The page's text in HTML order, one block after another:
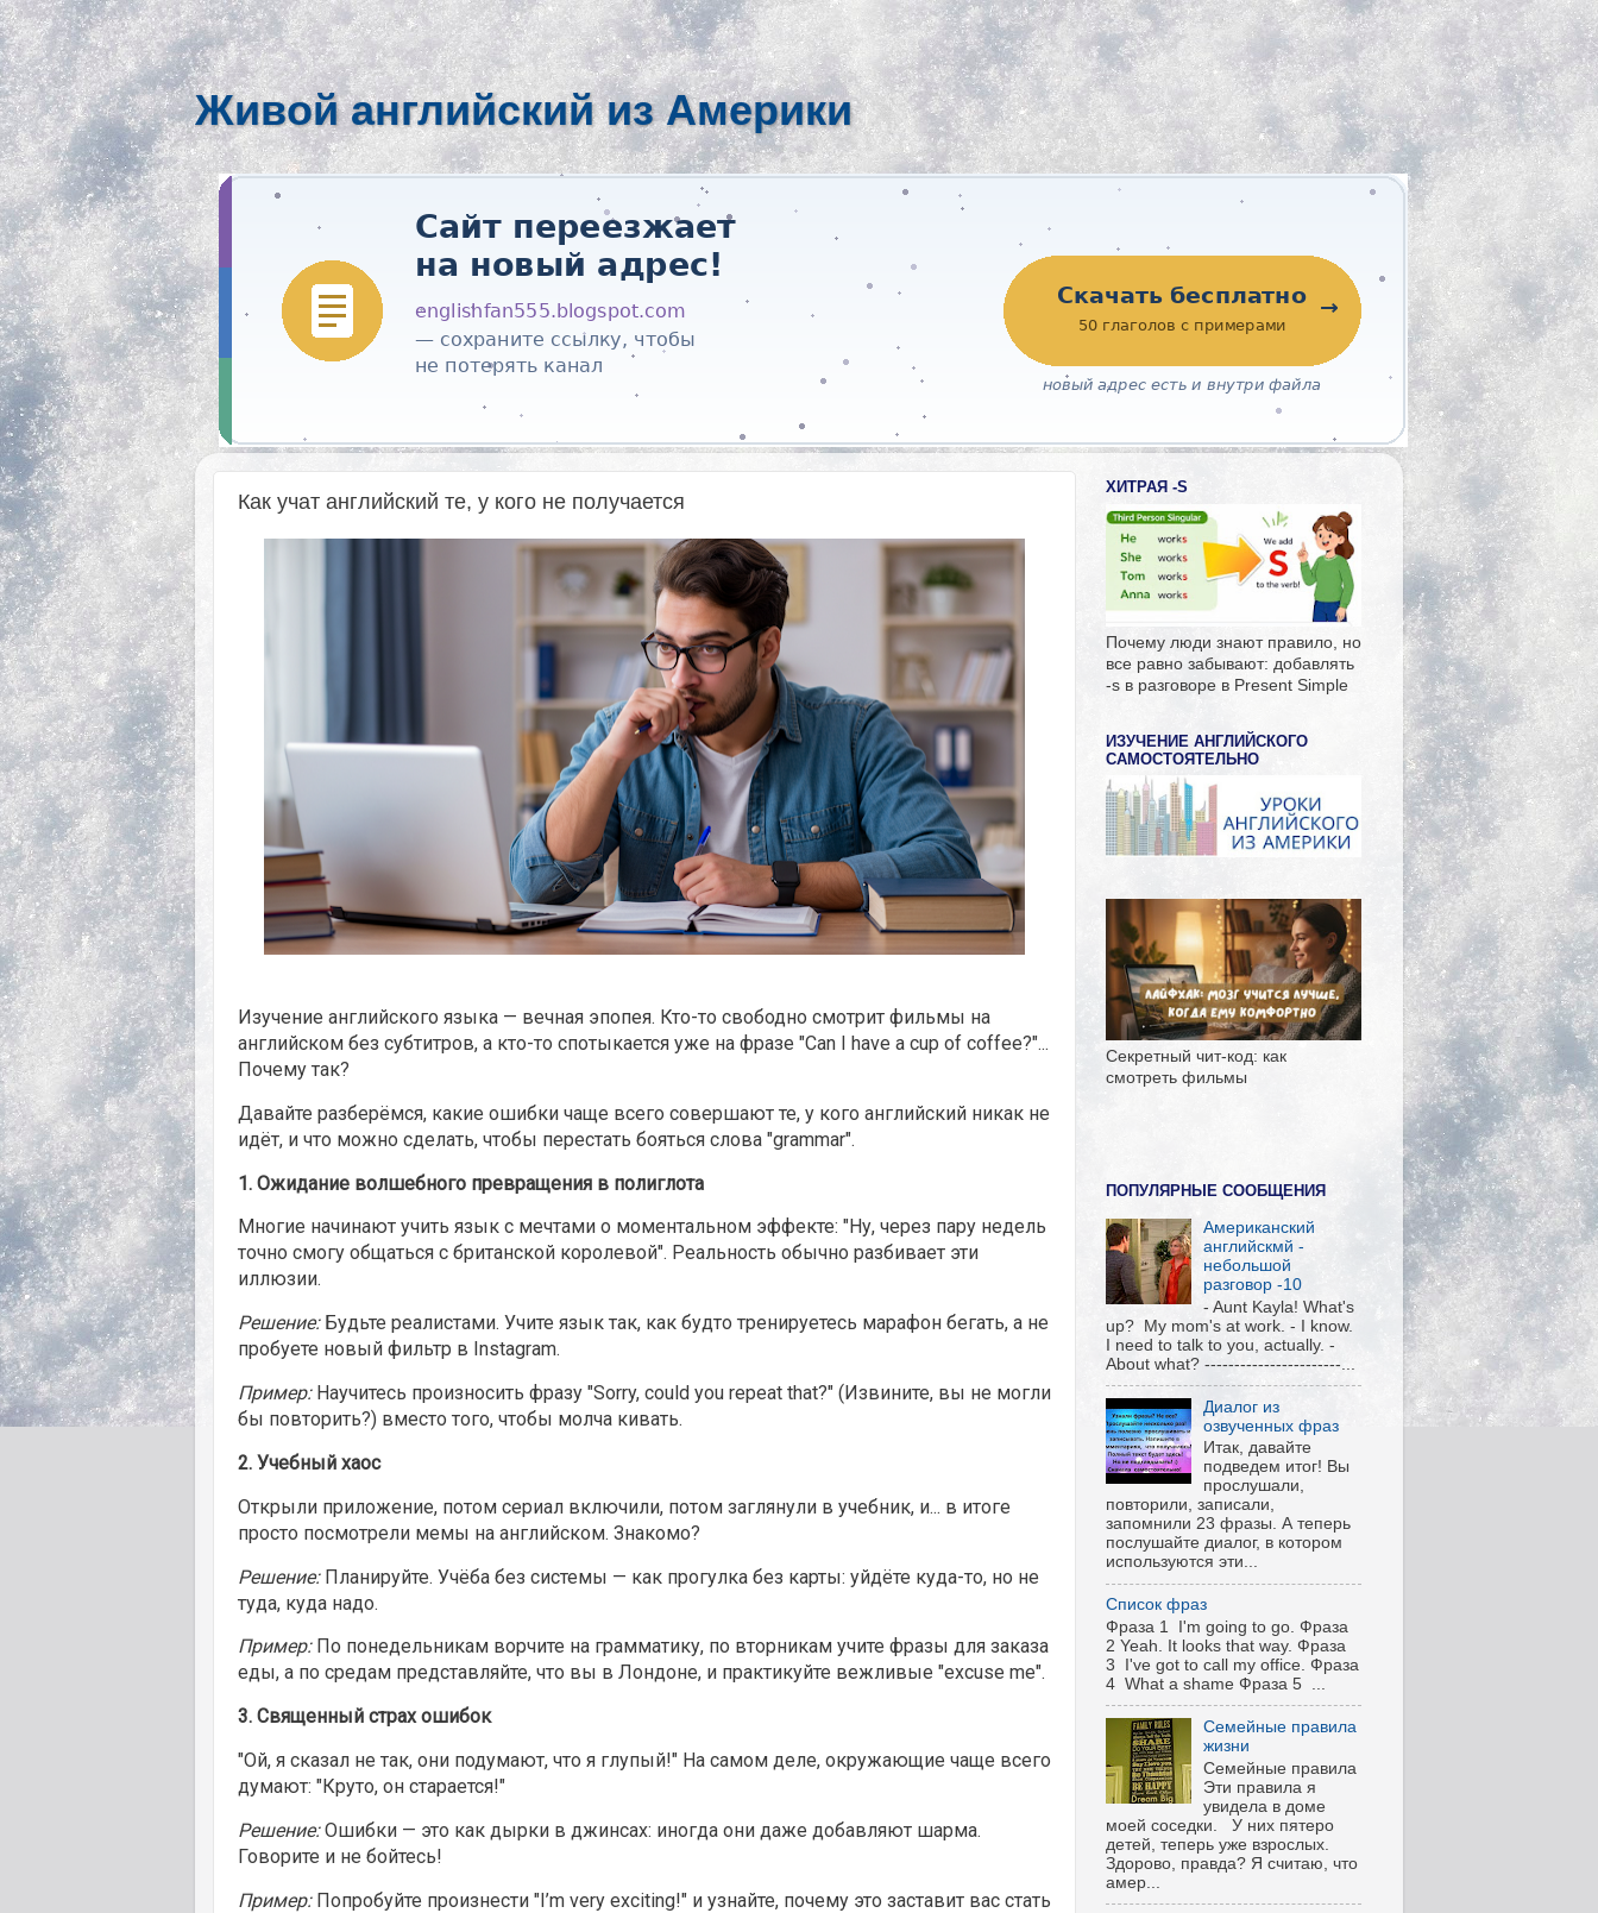
Живой английский из Америки
Как учат английский те, у кого не получается
Изучение английского языка — вечная эпопея. Кто-то свободно смотрит фильмы на
английском без субтитров, а кто-то спотыкается уже на фразе "Can I have a cup of coffee?"...
Почему так?
Давайте разберёмся, какие ошибки чаще всего совершают те, у кого английский никак не
идёт, и что можно сделать, чтобы перестать бояться слова "grammar".
1. Ожидание волшебного превращения в полиглота
Многие начинают учить язык с мечтами о моментальном эффекте: "Ну, через пару недель
точно смогу общаться с британской королевой". Реальность обычно разбивает эти
иллюзии.
Решение:Будьте реалистами. Учите язык так, как будто тренируетесь марафон бегать, а не
пробуете новый фильтр в Instagram.
Пример:Научитесь произносить фразу "Sorry, could you repeat that?" (Извините, вы не могли
бы повторить?) вместо того, чтобы молча кивать.
2. Учебный хаос
Открыли приложение, потом сериал включили, потом заглянули в учебник, и... в итоге
просто посмотрели мемы на английском. Знакомо?
Решение:Планируйте. Учёба без системы — как прогулка без карты: уйдёте куда-то, но не
туда, куда надо.
Пример:По понедельникам ворчите на грамматику, по вторникам учите фразы для заказа
еды, а по средам представляйте, что вы в Лондоне, и практикуйте вежливые "excuse me".
3. Священный страх ошибок
"Ой, я сказал не так, они подумают, что я глупый!" На самом деле, окружающие чаще всего
думают: "Круто, он старается!"
Решение:Ошибки — это как дырки в джинсах: иногда они даже добавляют шарма.
Говорите и не бойтесь!
Пример:Попробуйте произнести "I’m very exciting!" и узнайте, почему это заставит вас стать
ХИТРАЯ -S
Почему люди знают правило, но
все равно забывают: добавлять
-s в разговоре в Present Simple
ИЗУЧЕНИЕ АНГЛИЙСКОГО
САМОСТОЯТЕЛЬНО
Секретный чит-код: как
смотреть фильмы
ПОПУЛЯРНЫЕ СООБЩЕНИЯ
Американский
английскмй -
небольшой
разговор -10
- Aunt Kayla! What's
up? My mom's at work. - I know.
I need to talk to you, actually. -
About what? -----------------------...
Диалог из
озвученных фраз
Итак, давайте
подведем итог! Вы
прослушали,
повторили, записали,
запомнили 23 фразы. А теперь
послушайте диалог, в котором
используются эти...
Список фраз
Фраза 1 I'm going to go. Фраза
2 Yeah. It looks that way. Фраза
3 I've got to call my office. Фраза
4 What a shame Фраза 5 ...
Семейные правила
жизни
Семейные правила
Эти правила я
увидела в доме
моей соседки. У них пятеро
детей, теперь уже взрослых.
Здорово, правда? Я считаю, что
амер...